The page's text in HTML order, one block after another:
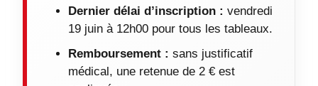
Dernier délai d’inscription : vendredi
19 juin à 12h00 pour tous les tableaux.
Remboursement : sans justificatif
médical, une retenue de 2 € est